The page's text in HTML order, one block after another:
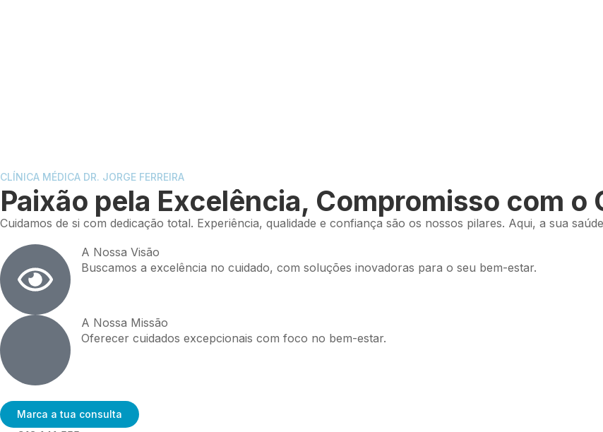
CLÍNICA MÉDICA DR. JORGE FERREIRA
Paixão pela Excelência, Compromisso com o
Cuidamos de si com dedicação total. Experiência, qualidade e confiança são os nossos pilares. Aqui, a sua
A Nossa Visão
Buscamos a excelência no cuidado, com soluções inovadoras para o seu bem-estar.
A Nossa Missão
Oferecer cuidados excepcionais com foco no bem-estar.
Marca a tua consulta